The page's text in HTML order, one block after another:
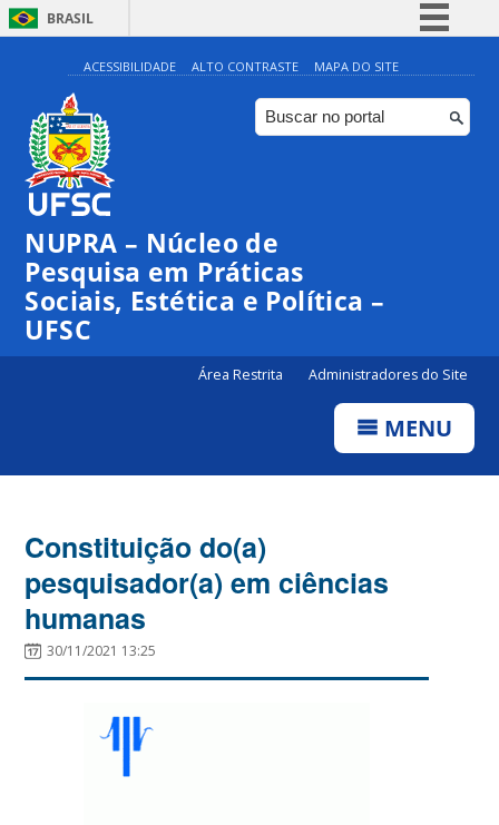
BRASIL
Simplifique!
Comunica BR
Participe
ACESSIBILIDADE ALTO CONTRASTE MAPA DO SITE
NUPRA – Núcleo de
Pesquisa em Práticas
Sociais, Estética e Política –
UFSC
Área Restrita Administradores do Site
MENU
Constituição do(a)
pesquisador(a) em ciências
humanas
30/11/2021 13:25